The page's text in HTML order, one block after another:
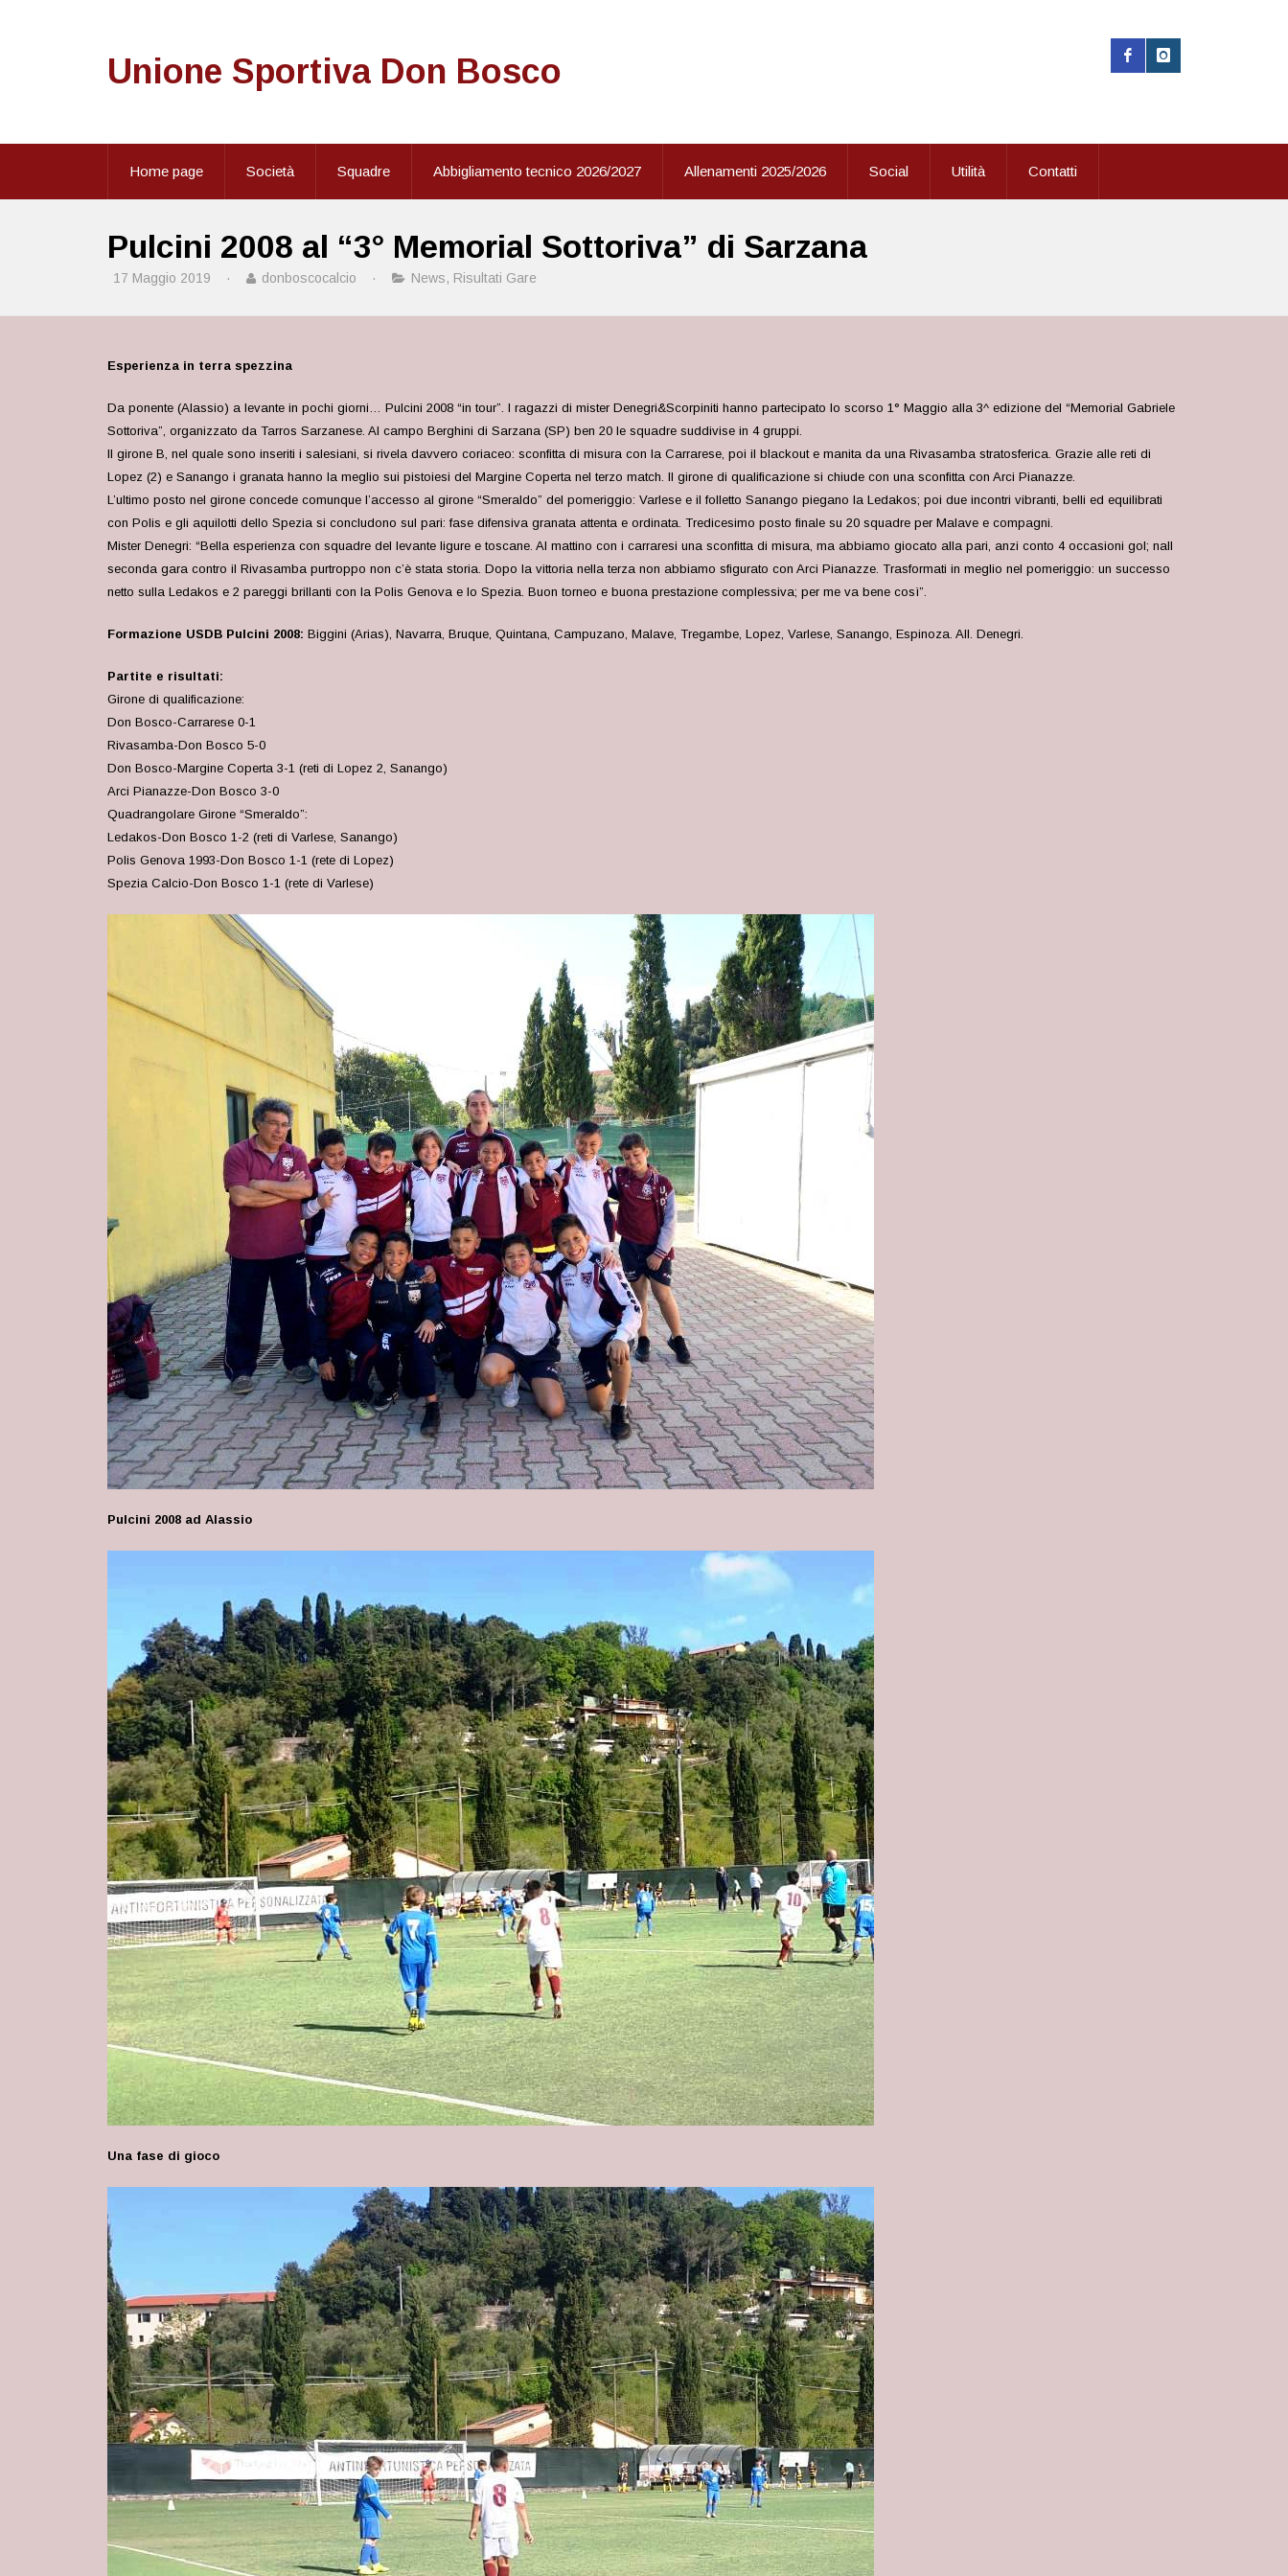
Unione Sportiva Don Bosco
Home page Società Squadre Abbigliamento tecnico 2026/2027 Allenamenti 2025/2026 Social Utilità Contatti
Pulcini 2008 al “3° Memorial Sottoriva” di Sarzana
17 Maggio 2019 · donboscocalcio · News, Risultati Gare
Esperienza in terra spezzina
Da ponente (Alassio) a levante in pochi giorni… Pulcini 2008 “in tour”. I ragazzi di mister Denegri&Scorpiniti hanno partecipato lo scorso 1° Maggio alla 3^ edizione del “Memorial Gabriele
Sottoriva”, organizzato da Tarros Sarzanese. Al campo Berghini di Sarzana (SP) ben 20 le squadre suddivise in 4 gruppi.
Il girone B, nel quale sono inseriti i salesiani, si rivela davvero coriaceo: sconfitta di misura con la Carrarese, poi il blackout e manita da una Rivasamba stratosferica. Grazie alle reti di
Lopez (2) e Sanango i granata hanno la meglio sui pistoiesi del Margine Coperta nel terzo match. Il girone di qualificazione si chiude con una sconfitta con Arci Pianazze.
L’ultimo posto nel girone concede comunque l’accesso al girone “Smeraldo” del pomeriggio: Varlese e il folletto Sanango piegano la Ledakos; poi due incontri vibranti, belli ed equilibrati
con Polis e gli aquilotti dello Spezia si concludono sul pari: fase difensiva granata attenta e ordinata. Tredicesimo posto finale su 20 squadre per Malave e compagni.
Mister Denegri: “Bella esperienza con squadre del levante ligure e toscane. Al mattino con i carraresi una sconfitta di misura, ma abbiamo giocato alla pari, anzi conto 4 occasioni gol; nall
seconda gara contro il Rivasamba purtroppo non c’è stata storia. Dopo la vittoria nella terza non abbiamo sfigurato con Arci Pianazze. Trasformati in meglio nel pomeriggio: un successo
netto sulla Ledakos e 2 pareggi brillanti con la Polis Genova e lo Spezia. Buon torneo e buona prestazione complessiva; per me va bene così”.
Formazione USDB Pulcini 2008: Biggini (Arias), Navarra, Bruque, Quintana, Campuzano, Malave, Tregambe, Lopez, Varlese, Sanango, Espinoza. All. Denegri.
Partite e risultati:
Girone di qualificazione:
Don Bosco-Carrarese 0-1
Rivasamba-Don Bosco 5-0
Don Bosco-Margine Coperta 3-1 (reti di Lopez 2, Sanango)
Arci Pianazze-Don Bosco 3-0
Quadrangolare Girone “Smeraldo”:
Ledakos-Don Bosco 1-2 (reti di Varlese, Sanango)
Polis Genova 1993-Don Bosco 1-1 (rete di Lopez)
Spezia Calcio-Don Bosco 1-1 (rete di Varlese)
Pulcini 2008 ad Alassio
Una fase di gioco